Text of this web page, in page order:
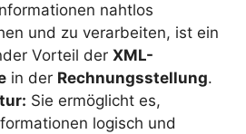
nahtlos
und zu verarbeiten, ist ein
Vorteil der XML-
in der Rechnungsstellung.
Sie ermöglicht es,
logisch und